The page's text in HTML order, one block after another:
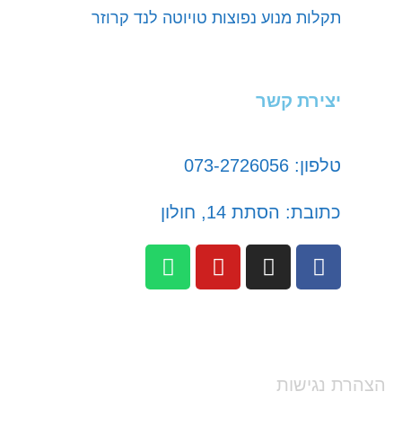
תקלות מנוע נפוצות טויוטה לנד קרוזר
יצירת קשר
טלפון: 073-2726056
כתובת: הסתת 14, חולון
הצהרת נגישות